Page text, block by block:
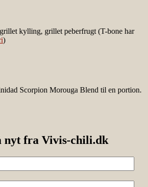
kylling, grillet peberfrugt (T-bone har
)
Scorpion Morouga Blend til en portion.
nyt fra Vivis-chili.dk